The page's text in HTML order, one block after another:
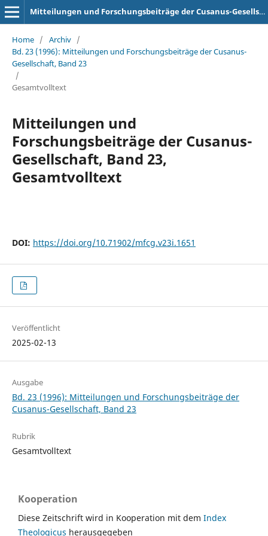
Mitteilungen und Forschungsbeiträge der Cusanus-Gesellschaft
Home / Archiv /
Bd. 23 (1996): Mitteilungen und Forschungsbeiträge der Cusanus-
Gesellschaft, Band 23
/
Gesamtvolltext
Mitteilungen und
Forschungsbeiträge der Cusanus-
Gesellschaft, Band 23,
Gesamtvolltext
DOI: https://doi.org/10.71902/mfcg.v23i.1651
Veröffentlicht
2025-02-13
Ausgabe
Bd. 23 (1996): Mitteilungen und Forschungsbeiträge der
Cusanus-Gesellschaft, Band 23
Rubrik
Gesamtvolltext
Kooperation
Diese Zeitschrift wird in Kooperation mit dem Index
Theologicus herausgegeben